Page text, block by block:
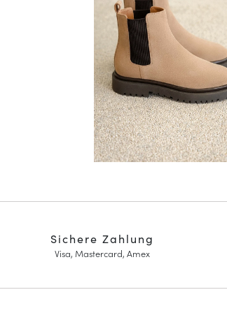
Sichere Zahlung
Visa, Mastercard, Amex